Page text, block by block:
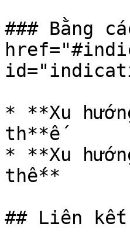
### Bằng
* **Xu
th**ế
* **Xu
thế**
## Liên